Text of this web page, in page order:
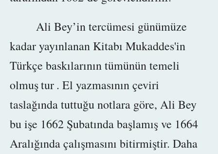
Ali Bey’in tercümesi günümüze
kadar yayınlanan Kitabı Mukaddes'in
Türkçe baskılarının tümünün temeli
olmuştur. El yazmasının çeviri
taslağında tuttuğu notlara göre, Ali Bey
bu işe 1662 Şubatında başlamış ve 1664
Aralığında çalışmasını bitirmiştir. Daha